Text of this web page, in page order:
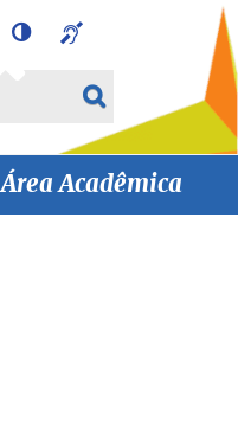
Área Acadêmica